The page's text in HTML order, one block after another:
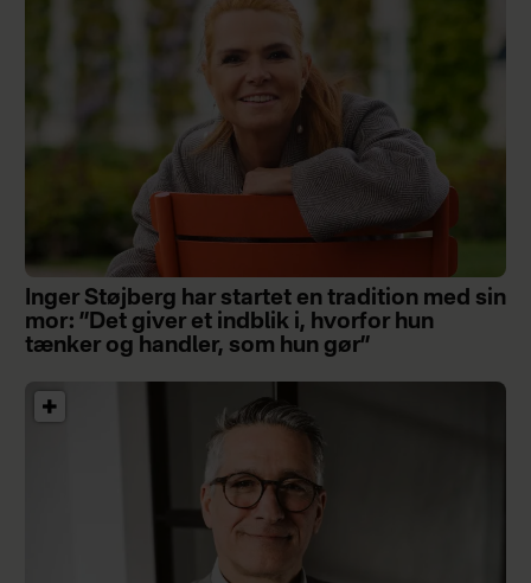
Inger Støjberg har startet en tradition med sin
mor: ”Det giver et indblik i, hvorfor hun
tænker og handler, som hun gør”